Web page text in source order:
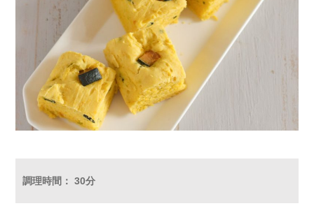
調理時間： 30分